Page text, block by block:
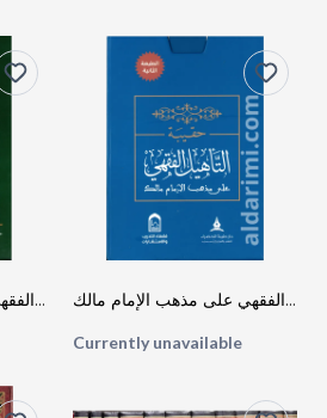
حقيبة التأهيل الفقهي على مذهب الإمام أحمد حقيبة التأهيل الفقهي على مذهب الإمام مالك
Currently unavailable